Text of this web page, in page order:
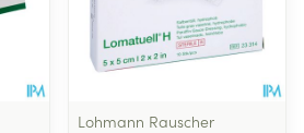
Lohmann Rauscher